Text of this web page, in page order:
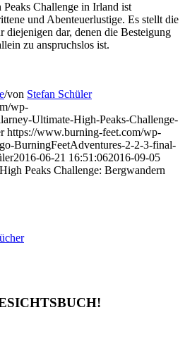
Challenge in Irland ist
und Abenteuerlustige. Es stellt die
diejenigen dar, denen die Besteigung
zu anspruchslos ist.
/von Stefan Schüler
wp-
Ultimate-High-Peaks-Challenge-
https://www.burning-feet.com/wp-
BurningFeetAdventures-2-2-3-final-
2016-06-21 16:51:062016-09-05
Peaks Challenge: Bergwandern